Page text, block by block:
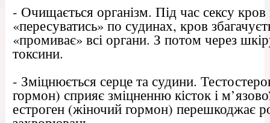
- Очищається організм. Під час сексу
«пересуватись» по судинах, кров
«промиває» всі органи. З потом через
токсини.
- Зміцнюється серце та судини.
гормон) сприяє зміцненню кісток і
естроген (жіночий гормон) перешкоджає